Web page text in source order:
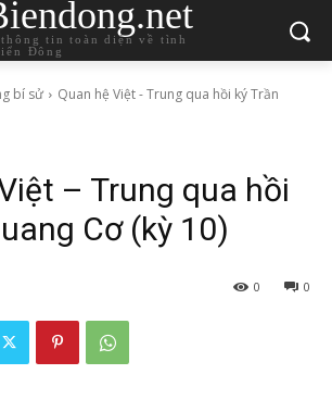
tin toàn diện về tình
Đông
bí sử
Quan hệ Việt - Trung qua hồi ký Trần
– Trung qua hồi
Cơ (kỳ 10)
0
0